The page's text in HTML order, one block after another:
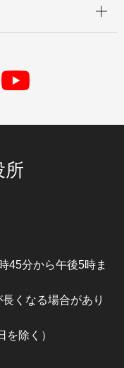
所
45分から午後5時ま
くなる場合があり
を除く）